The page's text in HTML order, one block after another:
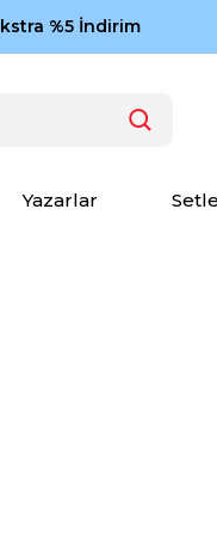
Aytmatov
%5 İndirim
Yazarlar